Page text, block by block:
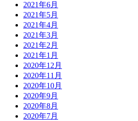
2021年6月
2021年5月
2021年4月
2021年3月
2021年2月
2021年1月
2020年12月
2020年11月
2020年10月
2020年9月
2020年8月
2020年7月